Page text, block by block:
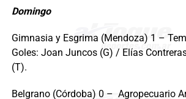
Domingo
Gimnasia y Esgrima (Mendoza) 1 –
Goles: Joan Juncos (G) / Elías
(T).
Belgrano (Córdoba) 0 – Agropecuario